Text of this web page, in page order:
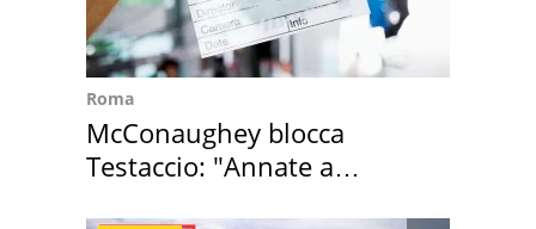
Roma
McConaughey blocca
Testaccio: "Annate a